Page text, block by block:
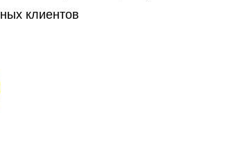
клиентов